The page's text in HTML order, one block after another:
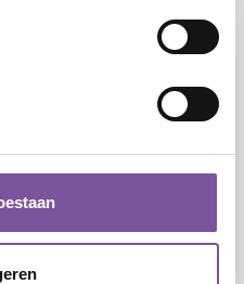
van loondienst